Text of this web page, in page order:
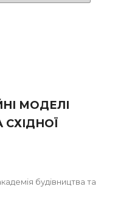
МОДЕЛІ
СХІДНОЇ
будівництва та